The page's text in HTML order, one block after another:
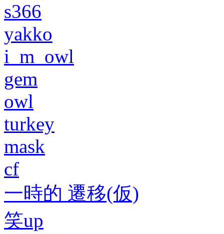
s366
yakko
i_m_owl
gem
owl
turkey
mask
cf
一時的 遷移(仮)
笑up